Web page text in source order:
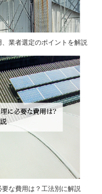
業者選定のポイントを解説
な費用は？工法別に解説